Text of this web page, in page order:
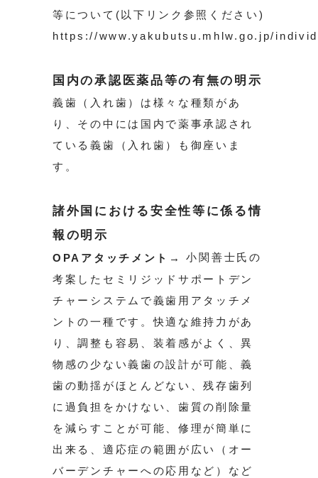
等について(以下リンク参照ください)
https://www.yakubutsu.mhlw.go.jp/
国内の承認医薬品等の有無の明示
義歯（入れ歯）は様々な種類があ
り、その中には国内で薬事承認され
ている義歯（入れ歯）も御座いま
す。
諸外国における安全性等に係る情
報の明示
OPAアタッチメント→
小関善士氏の
考案したセミリジッドサポートデン
チャーシステムで義歯用アタッチメ
ントの一種です。快適な維持力があ
り、調整も容易、装着感がよく、異
物感の少ない義歯の設計が可能、義
歯の動揺がほとんどない、残存歯列
に過負担をかけない、歯質の削除量
を減らすことが可能、修理が簡単に
出来る、適応症の範囲が広い（オー
バーデンチャーへの応用など）など